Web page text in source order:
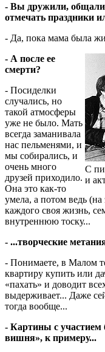
- Вы дружили,
отмечать праздники
- Да, пока мама была
С
и
- А после ее
смерти?
- Посиделки
случались, но
такой атмосферы
уже не было. Мать
всегда заманивала
нас пельменями, и
мы собирались, и
очень много
друзей приходило.
Она это как-то
умела, а потом ведь
каждого своя жизнь,
внутреннюю тоску...
- ...творческие
- Понимаете, в Малом
квартиру купить или
«пахать» и доводит
выдерживает... Даже
тогда вообще...
- Картины с участием
вишня», к примеру...